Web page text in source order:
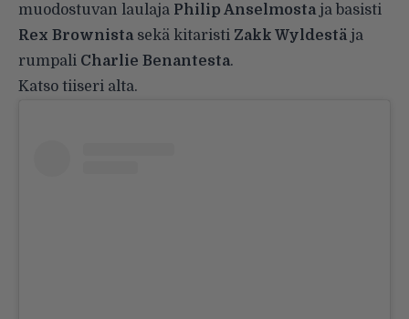
muodostuvan laulaja Philip Anselmosta ja basisti
Rex Brownista sekä kitaristi Zakk Wyldestä ja
rumpali Charlie Benantesta.
Katso tiiseri alta.